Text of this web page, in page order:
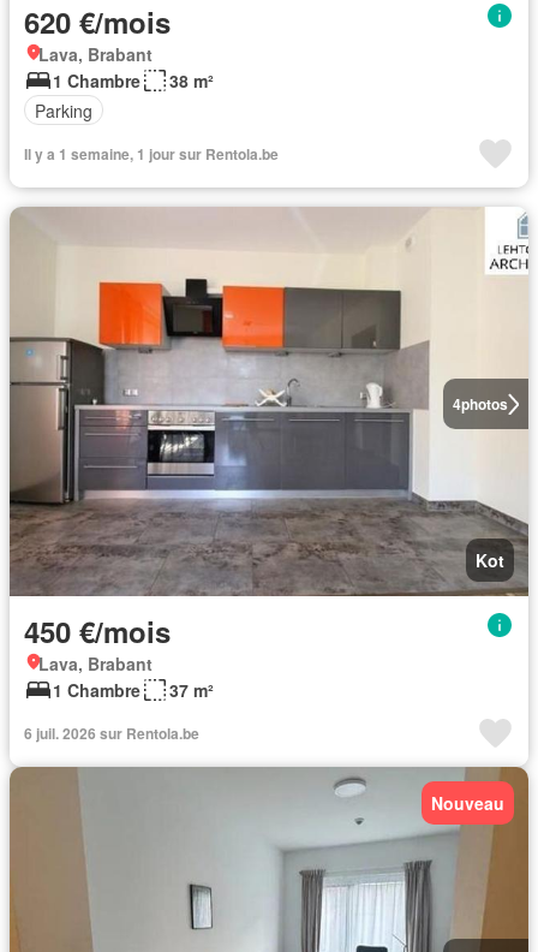
620 €/mois
Lava, Brabant
1 Chambre
38 m²
Parking
Il y a 1 semaine, 1 jour sur Rentola.be
4photos
Kot
450 €/mois
Lava, Brabant
1 Chambre
37 m²
6 juil. 2026 sur Rentola.be
Nouveau